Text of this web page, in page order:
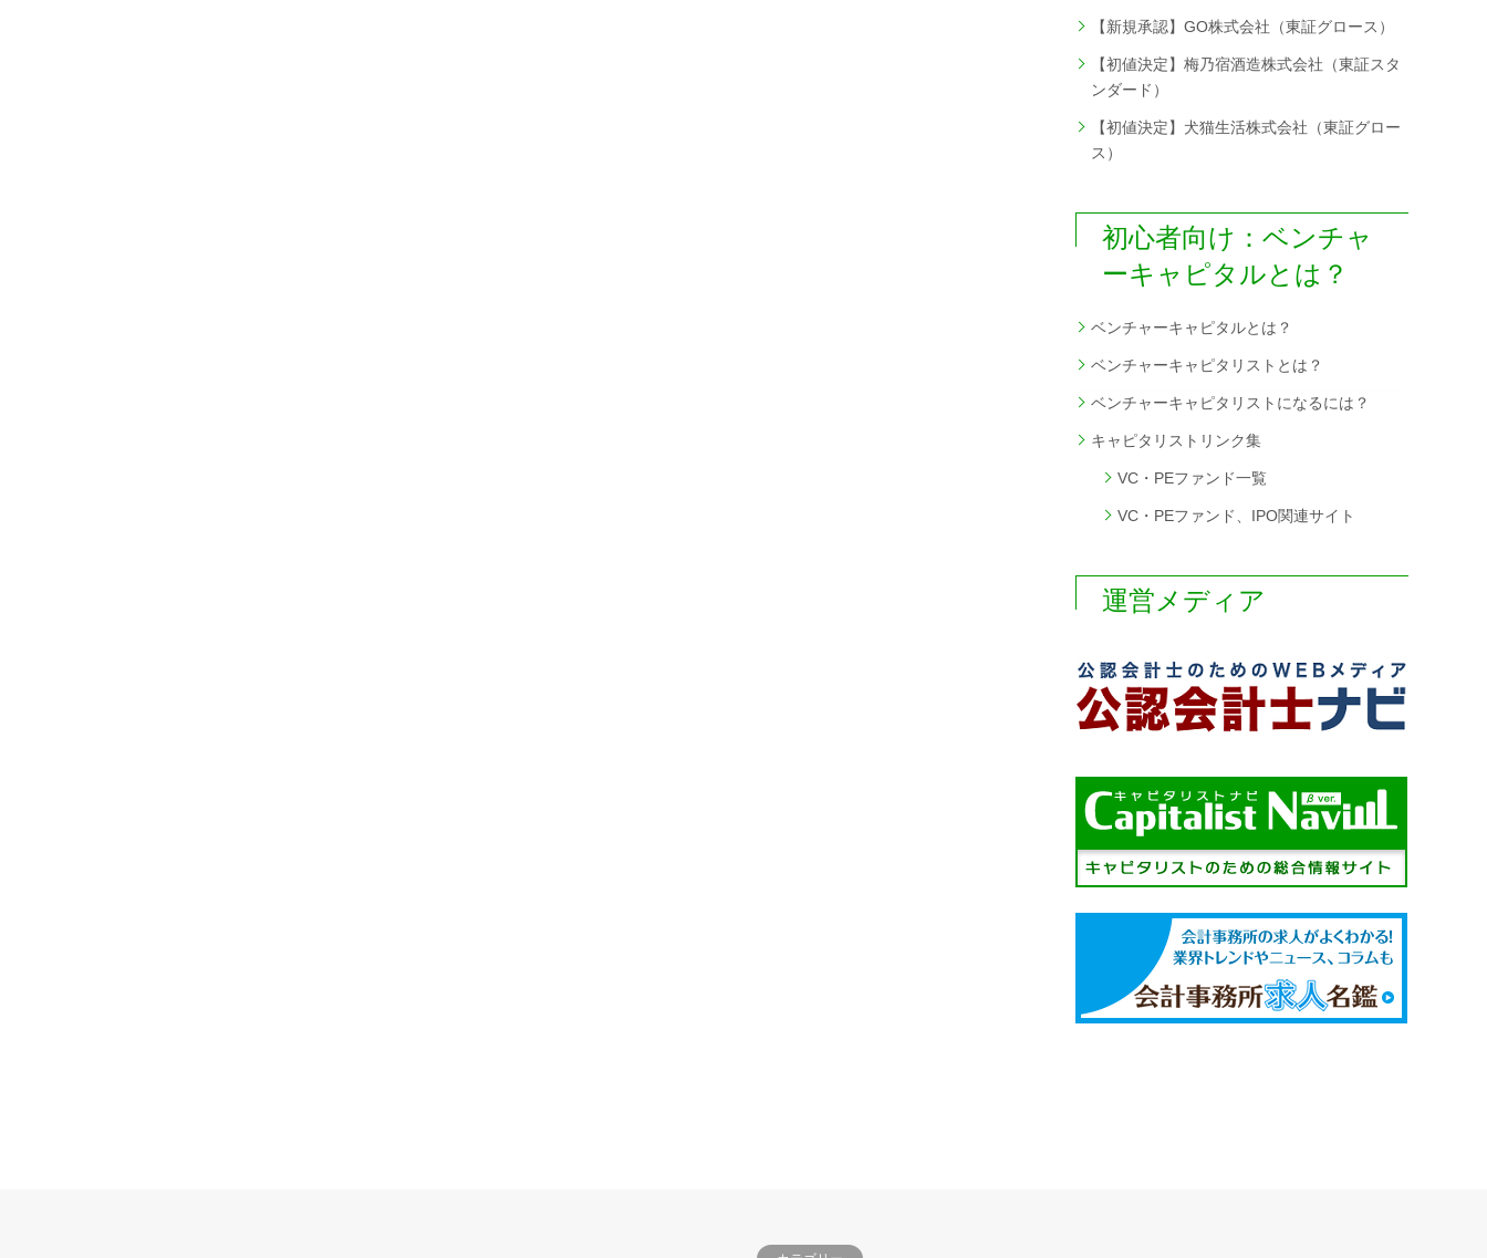
【新規承認】GO株式会社（東証グロース）
【初値決定】梅乃宿酒造株式会社（東証スタ
ンダード）
【初値決定】犬猫生活株式会社（東証グロー
ス）
初心者向け：ベンチャ
ーキャピタルとは？
ベンチャーキャピタルとは？
ベンチャーキャピタリストとは？
ベンチャーキャピタリストになるには？
キャピタリストリンク集
VC・PEファンド一覧
VC・PEファンド、IPO関連サイト
運営メディア